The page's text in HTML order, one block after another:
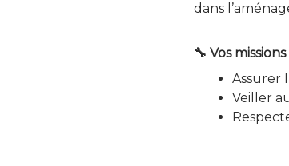
dans
🔧 Vos
Assurer
Veiller